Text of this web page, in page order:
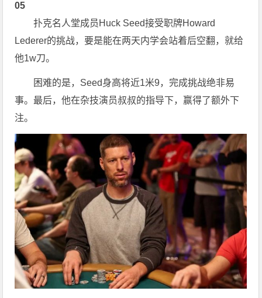
05
扑克名人堂成员Huck Seed接受职牌Howard
Lederer的挑战，要是能在两天内学会站着后空翻，就给
他1w刀。
困难的是，Seed身高将近1米9，完成挑战绝非易
事。最后，他在杂技演员叔叔的指导下，赢得了额外下
注。